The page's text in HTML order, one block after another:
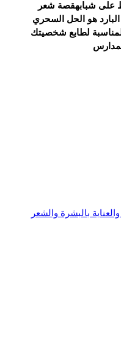
على شبابهقصة شعر
هو الحل السحري
لطابع شخصيتك
والشعر